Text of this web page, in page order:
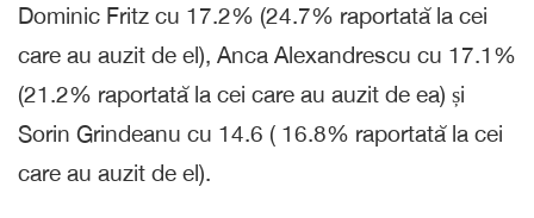
Dominic Fritz cu 17.2% (24.7% raportată la cei
care au auzit de el), Anca Alexandrescu cu 17.1%
(21.2% raportată la cei care au auzit de ea) și
Sorin Grindeanu cu 14.6 ( 16.8% raportată la cei
care au auzit de el).